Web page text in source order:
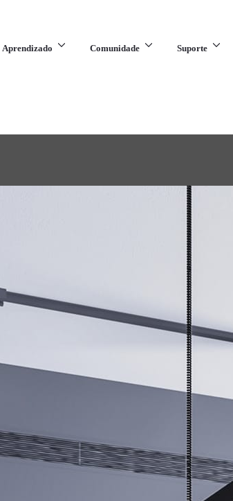
Aprendizado Comunidade Suporte